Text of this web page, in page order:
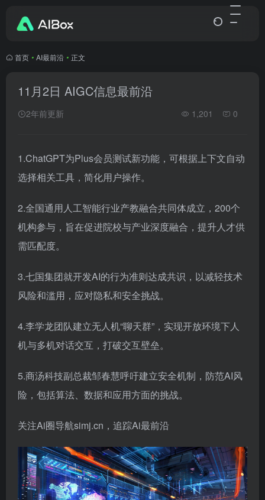
首页 • AI最前沿 • 正文
11月2日 AIGC信息最前沿
2年前更新 1,201 0
1.ChatGPT为Plus会员测试新功能，可根据上下文自动
选择相关工具，简化用户操作。
2.全国通用人工智能行业产教融合共同体成立，200个
机构参与，旨在促进院校与产业深度融合，提升人才供
需匹配度。
3.七国集团就开发AI的行为准则达成共识，以减轻技术
风险和滥用，应对隐私和安全挑战。
4.李学龙团队建立无人机“聊天群”，实现开放环境下人
机与多机对话交互，打破交互壁垒。
5.商汤科技副总裁邹春慧呼吁建立安全机制，防范AI风
险，包括算法、数据和应用方面的挑战。
关注Ai圈导航simj.cn，追踪Ai最前沿